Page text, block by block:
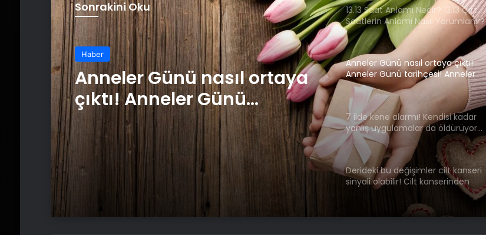
Sonrakini Oku
Haber
Anneler Günü nasıl ortaya
çıktı! Anneler Günü
tarihçesi! Anneler Günü ilk
kez ne zaman kutlandı?
13.13 Saat Anlamı Nedir? 13.13 Çift
Saatlerin Anlamı Nasıl Yorumlanır?
Anneler Günü nasıl ortaya çıktı!
Anneler Günü tarihçesi! Anneler
Günü ilk kez ne zaman kutlandı?
7 ilde kene alarmı! Kendisi kadar
yanlış uygulamalar da öldürüyor…
Sakın bu hataları yapmayın
Derideki bu değişimler cilt kanseri
sinyali olabilir! Cilt kanserinden
korunmanın yolları